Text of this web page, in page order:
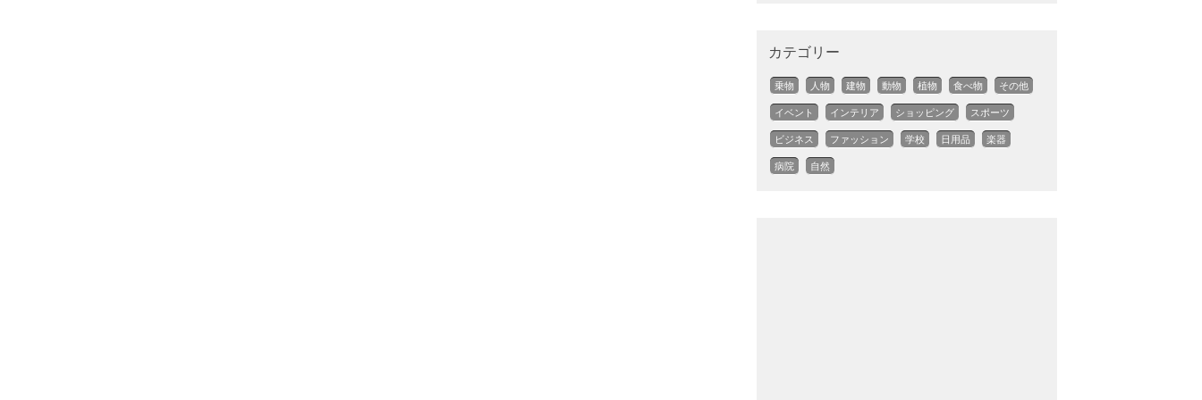
カテゴリー
乗物 人物 建物 動物 植物 食べ物 その他
イベント インテリア ショッピング スポーツ
ビジネス ファッション 学校 日用品 楽器
病院 自然